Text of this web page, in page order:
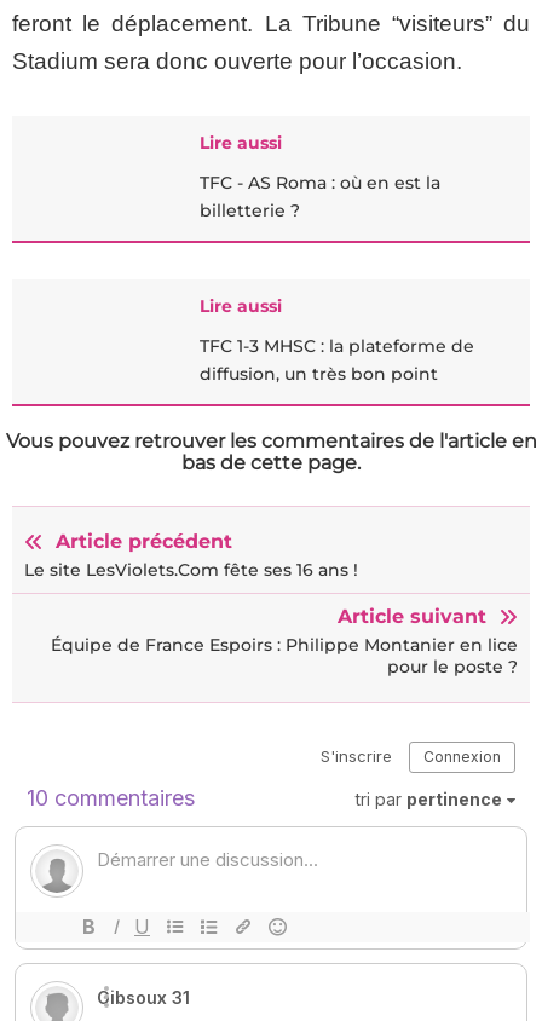
feront le déplacement. La Tribune “visiteurs” du
Stadium sera donc ouverte pour l’occasion.
Lire aussi
TFC - AS Roma : où en est la
billetterie ?
Lire aussi
TFC 1-3 MHSC : la plateforme de
diffusion, un très bon point
Vous pouvez retrouver les commentaires de l'article en
bas de cette page.
Article précédent
Le site LesViolets.Com fête ses 16 ans !
Article suivant
Équipe de France Espoirs : Philippe Montanier en lice
pour le poste ?